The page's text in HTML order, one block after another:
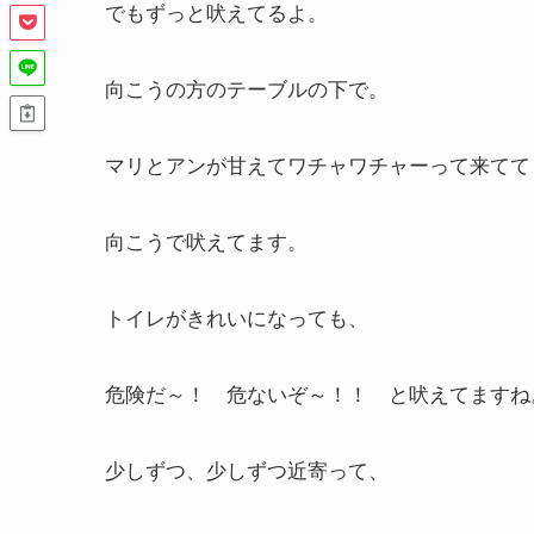
でもずっと吠えてるよ。
向こうの方のテーブルの下で。
マリとアンが甘えてワチャワチャーって来て
向こうで吠えてます。
トイレがきれいになっても、
危険だ～！ 危ないぞ～！！ と吠えてます
少しずつ、少しずつ近寄って、